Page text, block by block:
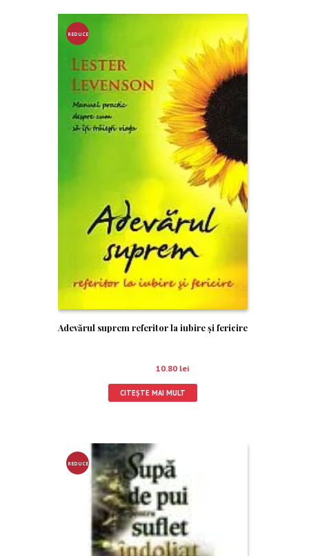
REDUCE
Adevărul suprem referitor la iubire şi fericire
10.80 lei
CITEȘTE MAI MULT
REDUCE